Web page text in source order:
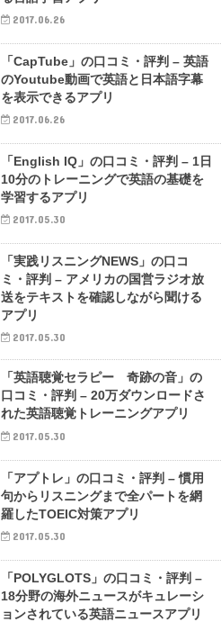
2017.06.26
「CapTube」の口コミ・評判 – 英語
のYoutube動画で英語と日本語字幕
を表示できるアプリ
2017.06.26
「English IQ」の口コミ・評判 – 1日
10分のトレーニングで英語の基礎を
学習するアプリ
2017.05.30
「実践リスニングNEWS」の口コ
ミ・評判 – アメリカの国営ラジオ放
送をテキストを確認しながら聞ける
アプリ
2017.05.30
「英語聴覚セラピー 奇跡の音」の
口コミ・評判 – 20万ダウンロードさ
れた英語聴覚トレーニングアプリ
2017.05.30
「アプトレ」の口コミ・評判 – 慣用
句からリスニングまで全パートを網
羅したTOEIC対策アプリ
2017.05.30
「POLYGLOTS」の口コミ・評判 –
18分野の海外ニュースがキュレーシ
ョンされている英語ニュースアプリ